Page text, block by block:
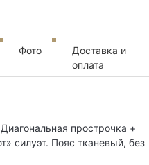
Фото
Доставка и
оплата
прострочка +
силуэт. Пояс тканевый, без